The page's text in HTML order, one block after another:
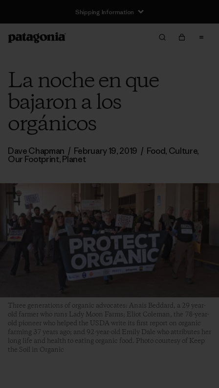
Shipping Information
La noche en que
bajaron a los
orgánicos
Dave Chapman / February 19, 2019 / Food, Culture,
Our Footprint,Planet
Three generations of organic advocates: Anais Beddard, a 29 year-
old farmer who runs Lady Moon Farms; Eliot Coleman, the 78-year-
old pioneer who helped the USDA write its first report on organic
farming 37 years ago; and 92-year-old Emily Dale who attributes her
long life and health to eating organic food. Photo courtesy of Keep
the Soil in Organic